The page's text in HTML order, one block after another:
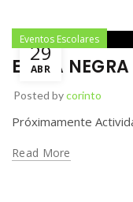
29
ABR
Eventos Escolares
ETNIA NEGRA
Posted bycorinto
Próximamente
Read More